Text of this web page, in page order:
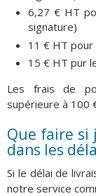
6,27 € HT
signature)
11 € HT pour
15 € HT pur
Les frais de
supérieure à 100
Que faire si
dans les
Si le délai de
notre service